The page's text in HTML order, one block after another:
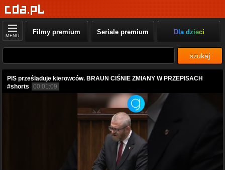
MENU Filmy premium Seriale premium Dla dzieci
szukaj
PIS prześladuje kierowców. BRAUN CIŚNIE ZMIANY W PRZEPISACH
#shorts
00:01:09